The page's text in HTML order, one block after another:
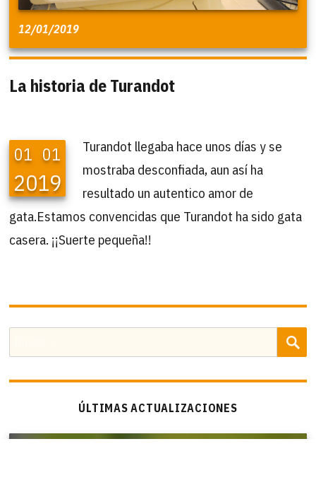
12/01/2019
La historia de Turandot
01 01
2019
Turandot llegaba hace unos días y se
mostraba desconfiada, aun así ha
resultado un autentico amor de
gata.Estamos convencidas que Turandot ha sido gata
casera. ¡¡Suerte pequeña!!
por:
ÚLTIMAS ACTUALIZACIONES